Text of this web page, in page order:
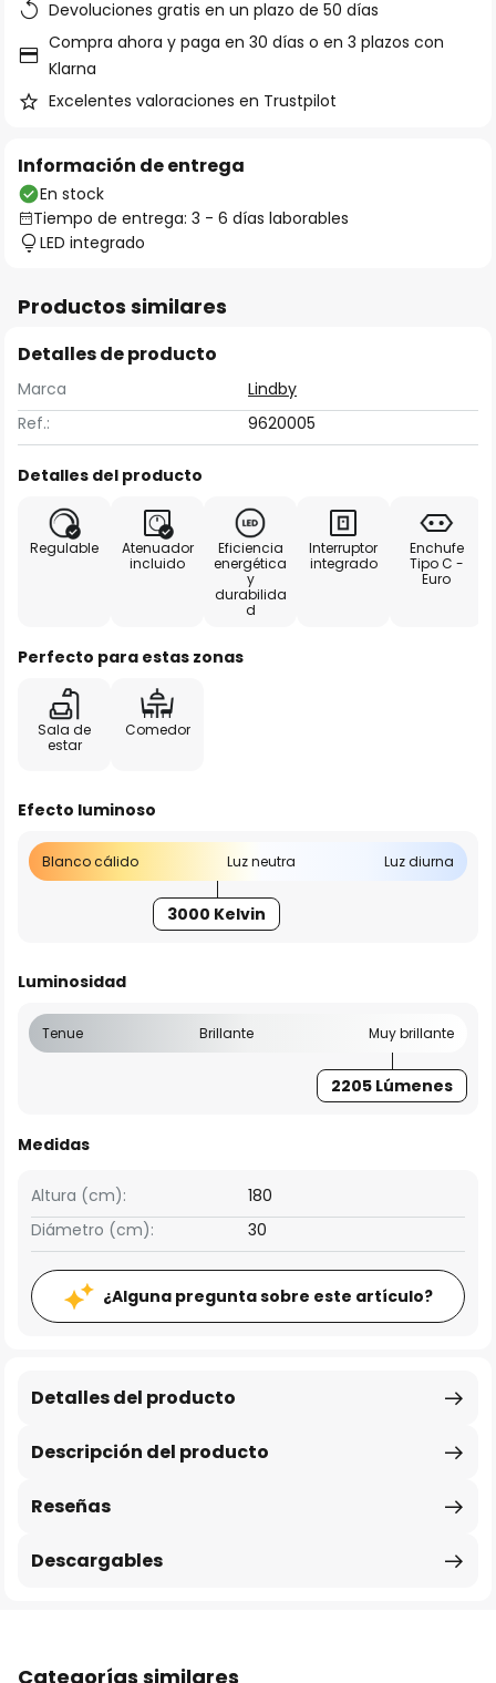
Devoluciones gratis en un plazo de 50 días
Compra ahora y paga en 30 días o en 3 plazos con
Klarna
Excelentes valoraciones en Trustpilot
Información de entrega
En stock
Tiempo de entrega: 3 - 6 días laborables
LED integrado
Productos similares
Detalles de producto
Marca
Lindby
Ref.:
9620005
Detalles del producto
Regulable
Atenuador
incluido
Eficiencia
energética
y
durabilida
d
Interruptor
integrado
Enchufe
Tipo C -
Euro
Perfecto para estas zonas
Sala de
estar
Comedor
Efecto luminoso
Blanco cálido Luz neutra Luz diurna
3000 Kelvin
Luminosidad
Tenue Brillante Muy brillante
2205 Lúmenes
Medidas
Altura (cm):
180
Diámetro (cm):
30
¿Alguna pregunta sobre este artículo?
Descripción del producto
Detalles del producto
Reseñas
Descargables
Categorías similares